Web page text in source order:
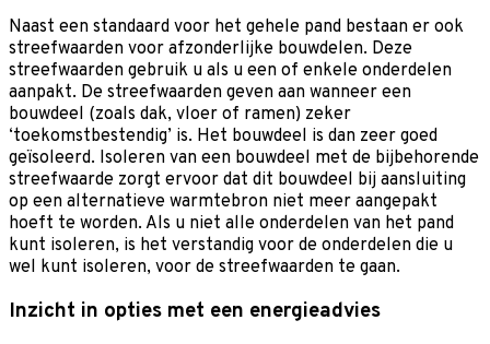
Naast een standaard voor het gehele pand bestaan er ook
streefwaarden voor afzonderlijke bouwdelen. Deze
streefwaarden gebruik u als u een of enkele onderdelen
aanpakt. De streefwaarden geven aan wanneer een
bouwdeel (zoals dak, vloer of ramen) zeker
‘toekomstbestendig’ is. Het bouwdeel is dan zeer goed
geïsoleerd. Isoleren van een bouwdeel met de bijbehorende
streefwaarde zorgt ervoor dat dit bouwdeel bij aansluiting
op een alternatieve warmtebron niet meer aangepakt
hoeft te worden. Als u niet alle onderdelen van het pand
kunt isoleren, is het verstandig voor de onderdelen die u
wel kunt isoleren, voor de streefwaarden te gaan.
Inzicht in opties met een energieadvies